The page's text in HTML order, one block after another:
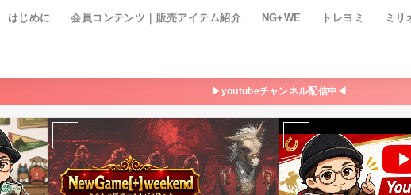
はじめに 会員コンテンツ｜販売アイテム紹介 NG+WE トレヨミ ミリ
▶youtubeチャンネル配信中◀